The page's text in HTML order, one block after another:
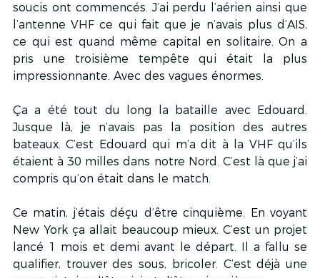
soucis ont commencés. J’ai perdu l’aérien ainsi que
l’antenne VHF ce qui fait que je n’avais plus d’AIS,
ce qui est quand même capital en solitaire. On a
pris une troisième tempête qui était la plus
impressionnante. Avec des vagues énormes.
Ça a été tout du long la bataille avec Edouard.
Jusque là, je n’avais pas la position des autres
bateaux. C’est Edouard qui m’a dit à la VHF qu’ils
étaient à 30 milles dans notre Nord. C’est là que j’ai
compris qu’on était dans le match.
Ce matin, j’étais déçu d’être cinquième. En voyant
New York ça allait beaucoup mieux. C’est un projet
lancé 1 mois et demi avant le départ. Il a fallu se
qualifier, trouver des sous, bricoler. C’est déjà une